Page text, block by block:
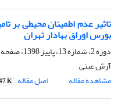
تاثیر عدم اطمینان محیطی بر
بورس اوراق بهادار تهران
دوره 2، شماره 13، پاییز 1398، صفحه
آرش عینی
مشاهده مقاله
اصل مقاله K